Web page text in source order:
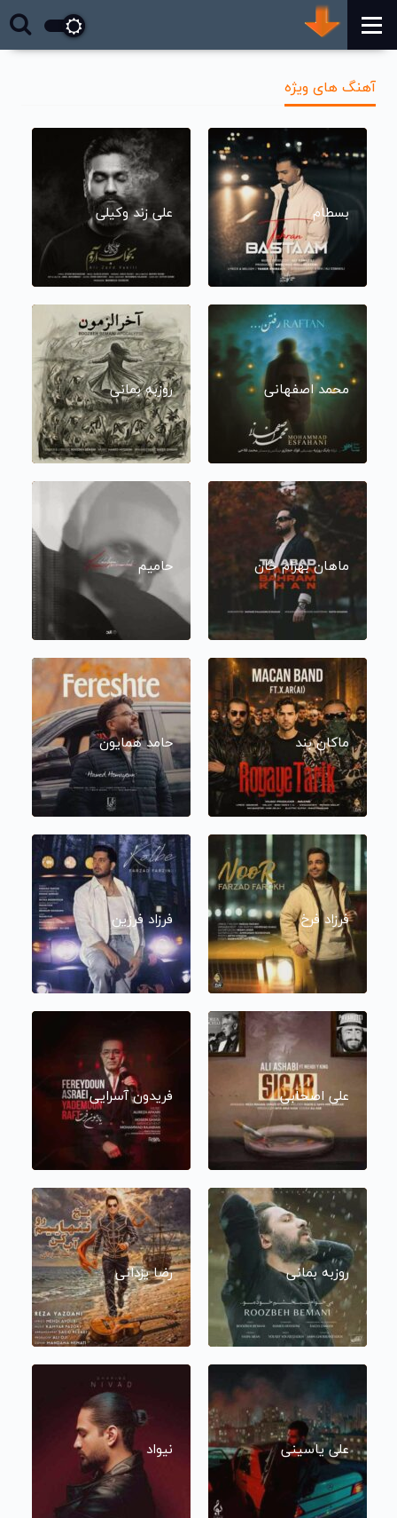
آهنگ های ویژه
بسطام علی زند وکیلی
محمد اصفهانی روزبه بمانی
ماهان بهرام خان حامیم
ماکان بند حامد همایون
فرزاد فرخ فرزاد فرزین
علی اصحابی فریدون آسرایی
روزبه بمانی رضا یزدانی
علی یاسینی نیواد